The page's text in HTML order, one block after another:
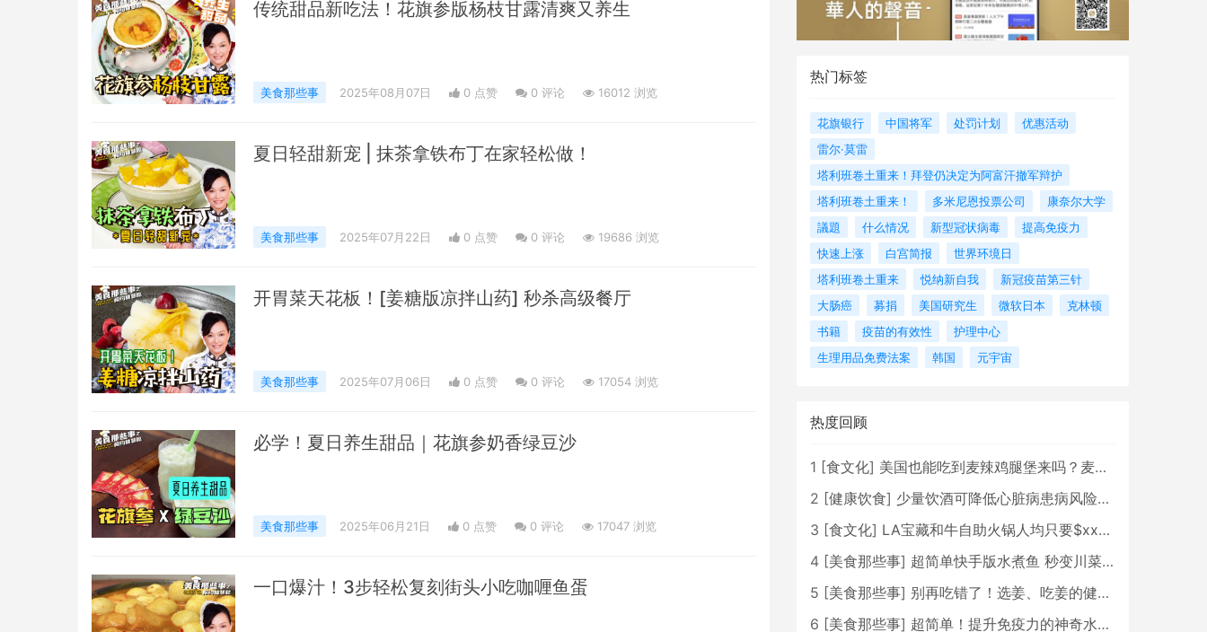
传统甜品新吃法！花旗参版杨枝甘露清爽又养生
美食那些事 2025年08月07日 0 点赞 0 评论 16012 浏览
夏日轻甜新宠 | 抹茶拿铁布丁在家轻松做！
美食那些事 2025年07月22日 0 点赞 0 评论 19686 浏览
开胃菜天花板！[姜糖版凉拌山药] 秒杀高级餐厅
美食那些事 2025年07月06日 0 点赞 0 评论 17054 浏览
必学！夏日养生甜品｜花旗参奶香绿豆沙
美食那些事 2025年06月21日 0 点赞 0 评论 17047 浏览
一口爆汁！3步轻松复刻街头小吃咖喱鱼蛋
热门标签
花旗银行 中国将军 处罚计划
优惠活动
雷尔·莫雷
塔利班卷土重来！拜登仍决定为阿富汗撤军辩护
塔利班卷土重来！
多米尼恩投票公司
康奈尔大学
議題
什么情况 新型冠状病毒
提高免疫力
快速上涨
白宫简报
世界环境日
塔利班卷土重来
悦纳新自我
新冠疫苗第三针
大肠癌
募捐 美国研究生 微软日本
克林顿
书籍
疫苗的有效性
护理中心
生理用品免费法案
韩国 元宇宙
热度回顾
1 [食文化] 美国也能吃到麦辣鸡腿堡来吗？麦当劳将在下月推出三款鸡肉汉堡
2 [健康饮食] 少量饮酒可降低心脏病患病风险？新研究：酒精对心脏没有好处
3 [食文化] LA宝藏和牛自助火锅人均只要$xxx？！
4 [美食那些事] 超简单快手版水煮鱼 秒变川菜高手！
5 [美食那些事] 别再吃错了！选姜、吃姜的健康秘诀
6 [美食那些事] 超简单！提升免疫力的神奇水果茶